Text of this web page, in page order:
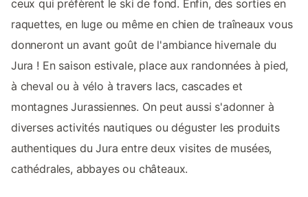
ceux qui préfèrent le ski de fond. Enfin, des sorties en
raquettes, en luge ou même en chien de traîneaux vous
donneront un avant goût de l'ambiance hivernale du
Jura ! En saison estivale, place aux randonnées à pied,
à cheval ou à vélo à travers lacs, cascades et
montagnes Jurassiennes. On peut aussi s'adonner à
diverses activités nautiques ou déguster les produits
authentiques du Jura entre deux visites de musées,
cathédrales, abbayes ou châteaux.